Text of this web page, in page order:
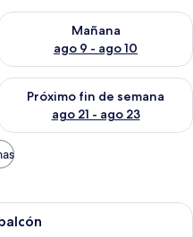
ago 8 - ago 9
Mañana
ago 9 - ago 10
Consulta la disponibilidad
fin de semana ago 14 -
Próximo fin de semana
ago 21 - ago 23
Consulta la disponibilidad
Habitación de hotel con cama, una